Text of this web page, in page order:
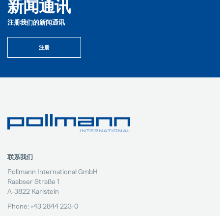
新闻通讯
注册我们的新闻通讯
注册
联系我们
Pollmann International GmbH
Raabser Straße 1
A-3822 Karlstein
Phone: +43 2844 223-0